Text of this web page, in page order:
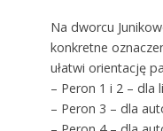
Na dworcu
konkretne
ułatwi orientację
– Peron 1 i 2 – dla
– Peron 3 – dla